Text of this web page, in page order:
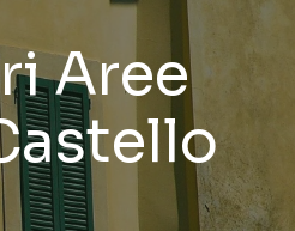
Aree